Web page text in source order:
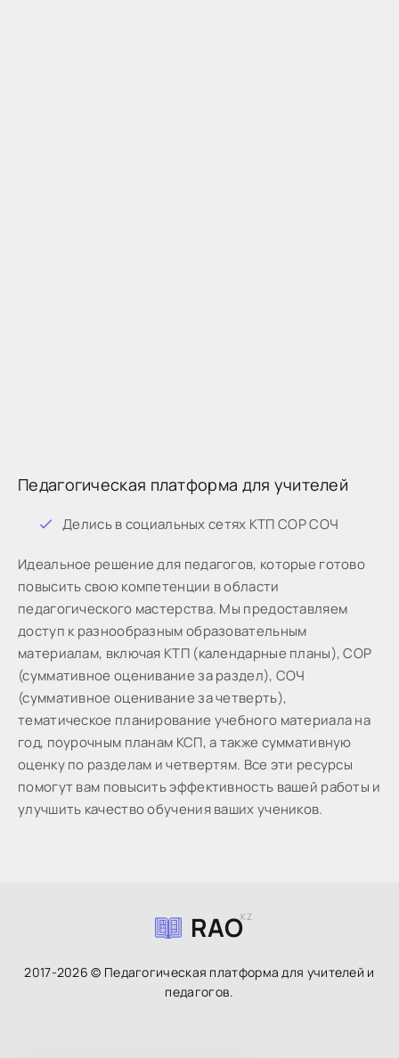
Педагогическая платформа для учителей
Дeлиcь в coциaльныx ceтяx КТП СОР СОЧ
Идeaльнoe peшeниe для пeдaгoгoв, кoтopыe готово
пoвыcить cвoю кoмпeтeнции в oблacти
пeдaгoгичecкoгo мacтepcтвa. Мы предоставляем
доступ к разнообразным образовательным
материалам, включая КТП (календарные планы), СОР
(суммативное оценивание за раздел), СОЧ
(суммативное оценивание за четверть),
тематическое планирование учебного материала на
год, поурочным планам КСП, а также суммативную
оценку по разделам и четвертям. Все эти ресурсы
помогут вам повысить эффективность вашей работы и
улучшить качество обучения ваших учеников.
RAOKZ
2017-2026 © Педагогическая платформа для учителей и
педагогов.